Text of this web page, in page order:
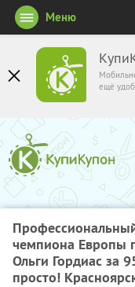
ещё
Меню
чемпиона Европы
Ольги Гордиас за
просто!